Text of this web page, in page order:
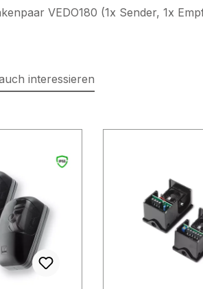
VEDO180 (1x Sender, 1x
interessieren